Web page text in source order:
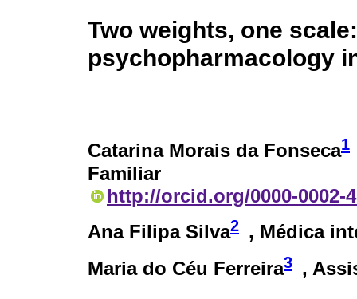
Two weights, one
psychopharmacology
Catarina Morais da Fonseca1
Familiar
http://orcid.org/0000-0002-
Ana Filipa Silva2 , Médica
Maria do Céu Ferreira3 ,